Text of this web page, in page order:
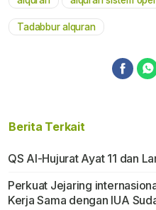
Tadabbur alquran
Berita Terkait
QS Al-Hujurat Ayat 11 dan
Perkuat Jejaring
Kerja Sama dengan IUA